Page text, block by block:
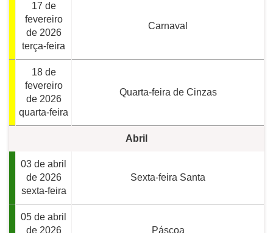
17 de
fevereiro
de 2026
terça-feira
Carnaval
18 de
fevereiro
de 2026
quarta-feira
Quarta-feira de Cinzas
Abril
03 de abril
de 2026
sexta-feira
Sexta-feira Santa
05 de abril
de 2026
Páscoa